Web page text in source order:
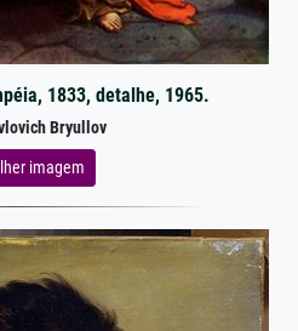
1833, detalhe, 1965.
Bryullov
imagem